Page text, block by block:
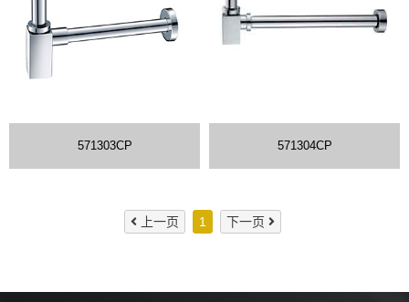
571303CP 571304CP
上一页 1 下一页